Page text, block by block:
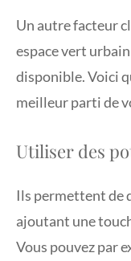
Un autre facteur
espace vert
disponible. Voici
meilleur parti de
Utiliser des
Ils permettent de
ajoutant une
Vous pouvez par